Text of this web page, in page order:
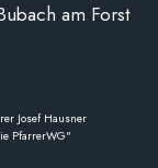
am Forst
Josef Hausner
PfarrerWG"